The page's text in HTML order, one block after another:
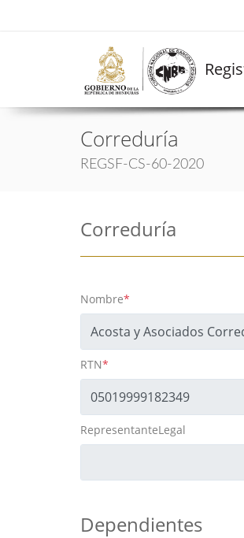
Correduría
REGSF-CS-60-2020
Correduría
Nombre*
RTN*
RepresentanteLegal
Dependientes